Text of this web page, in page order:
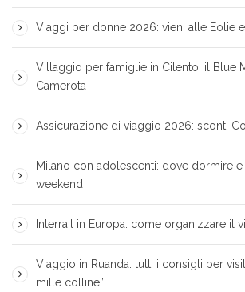
Viaggi per donne 2026: vieni alle Eolie e
Villaggio per famiglie in Cilento: il Blue
Camerota
Assicurazione di viaggio 2026: sconti
Milano con adolescenti: dove dormire e
weekend
Interrail in Europa: come organizzare il
Viaggio in Ruanda: tutti i consigli per
mille colline”